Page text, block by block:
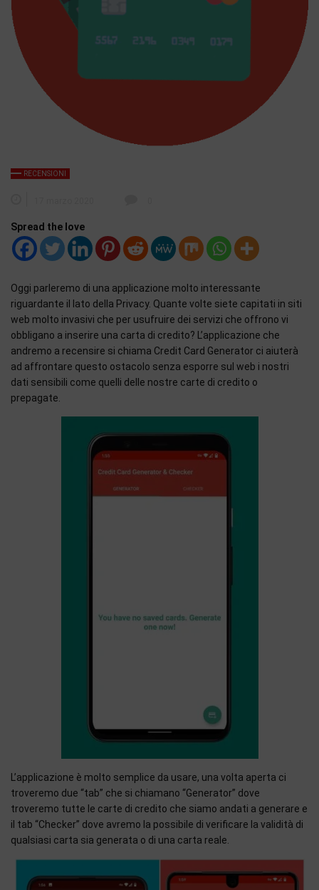
RECENSIONI
Spread the love
Oggi parleremo di una applicazione molto interessante
riguardante il lato della Privacy. Quante volte siete capitati in siti
web molto invasivi che per usufruire dei servizi che offrono vi
obbligano a inserire una carta di credito? L’applicazione che
andremo a recensire si chiama Credit Card Generator ci aiuterà
ad affrontare questo ostacolo senza esporre sul web i nostri
dati sensibili come quelli delle nostre carte di credito o
prepagate.
L’applicazione è molto semplice da usare, una volta aperta ci
troveremo due “tab” che si chiamano “Generator” dove
troveremo tutte le carte di credito che siamo andati a generare e
il tab “Checker” dove avremo la possibile di verificare la validità di
qualsiasi carta sia generata o di una carta reale.